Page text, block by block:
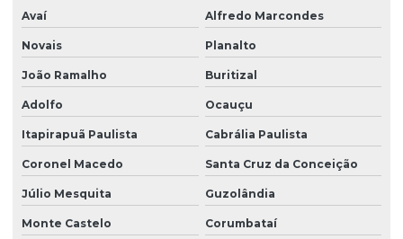
Avaí Alfredo Marcondes
Novais Planalto
João Ramalho Buritizal
Adolfo Ocauçu
Itapirapuã Paulista Cabrália Paulista
Coronel Macedo Santa Cruz da Conceição
Júlio Mesquita Guzolândia
Monte Castelo Corumbataí